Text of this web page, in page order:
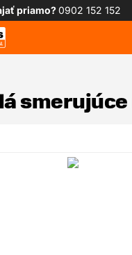
priamo?0902 152 152
smerujúce